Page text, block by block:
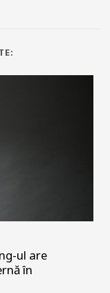
ul are
în